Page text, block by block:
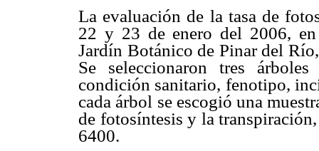
La evaluación de la tasa de
22 y 23 de enero del 2006,
Jardín Botánico de Pinar del
Se seleccionaron tres
condición sanitario, fenotipo,
cada árbol se escogió una
de fotosíntesis y la
6400.